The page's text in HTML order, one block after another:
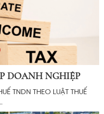
DOANH NGHIỆP
TNDN THEO LUẬT THUẾ